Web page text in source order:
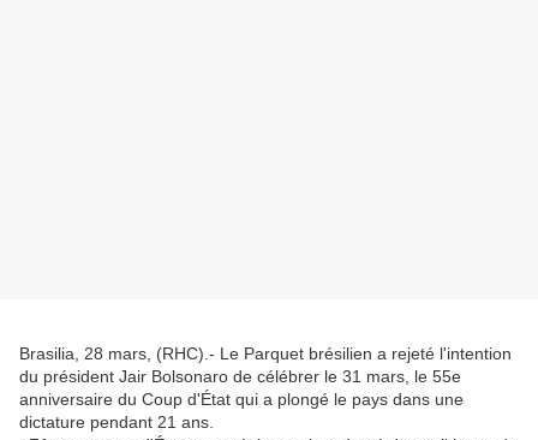
Brasilia, 28 mars, (RHC).- Le Parquet brésilien a rejeté l'intention
du président Jair Bolsonaro de célébrer le 31 mars, le 55e
anniversaire du Coup d'État qui a plongé le pays dans une
dictature pendant 21 ans.